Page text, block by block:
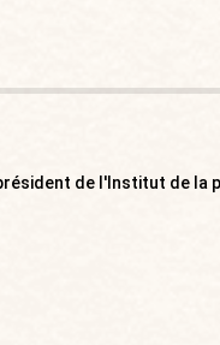
de l'Institut de la